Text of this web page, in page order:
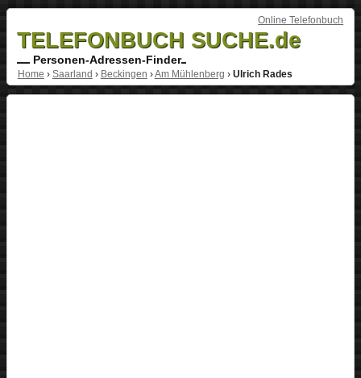
Online Telefonbuch
TELEFONBUCH SUCHE.de
Personen-Adressen-Finder
Home › Saarland › Beckingen ›Am Mühlenberg › Ulrich Rades